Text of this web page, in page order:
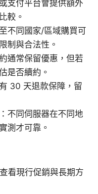
支付平台會提供額外
較。
不同國家/區域購買可
制與合法性。
通常保留優惠，但若
是否續約。
30 天退款保障，留
不同伺服器在不同地
測才可靠。
看現行促銷與長期方